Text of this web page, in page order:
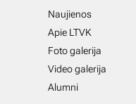
Naujienos
Apie LTVK
Foto galerija
Video galerija
Alumni